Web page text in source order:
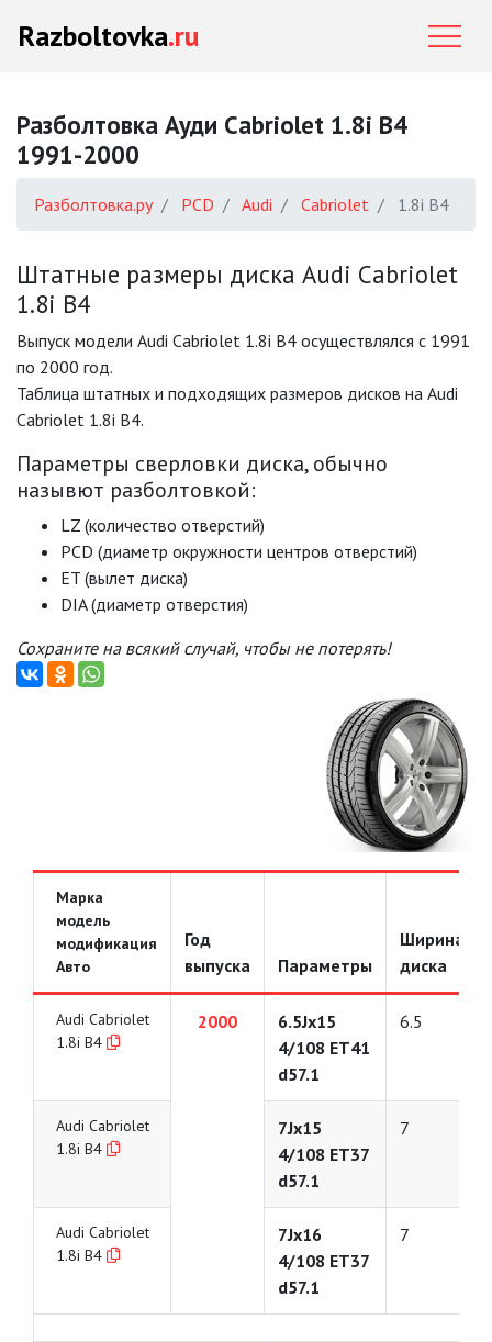
Razboltovka.ru
Разболтовка Ауди Cabriolet 1.8i B4
1991-2000
Разболтовка.ру PCD Audi Cabriolet 1.8i B4
Штатные размеры диска Audi Cabriolet
1.8i B4
Выпуск модели Audi Cabriolet 1.8i B4 осуществлялся с 1991
по 2000 год.
Таблица штатных и подходящих размеров дисков на Audi
Cabriolet 1.8i B4.
Параметры сверловки диска, обычно
назывют разболтовкой:
LZ (количество отверстий)
PCD (диаметр окружности центров отверстий)
ET (вылет диска)
DIA (диаметр отверстия)
Сохраните на всякий случай, чтобы не потерять!
Марка
модель
модификация
Авто
Год
выпуска
Параметры
Ширина
диска
Audi Cabriolet
1.8i B4
2000
6.5Jx15
4/108 ET41
d57.1
6.5
Audi Cabriolet
1.8i B4
7Jx15
4/108 ET37
d57.1
7
Audi Cabriolet
1.8i B4
7Jx16
4/108 ET37
d57.1
7